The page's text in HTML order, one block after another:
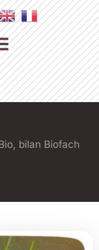
bilan Biofach